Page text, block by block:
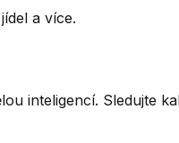
a více.
inteligencí. Sledujte